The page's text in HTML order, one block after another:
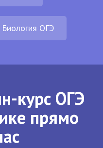
Биология ОГЭ
курс ОГЭ
прямо